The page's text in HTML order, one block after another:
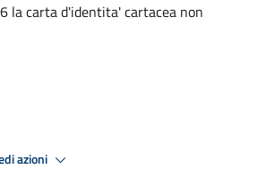
la carta d'identita' cartacea non
azioni